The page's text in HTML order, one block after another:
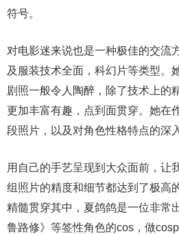
符号。
对电影迷来说也是一种极佳的交流
及服装技术全面，科幻片等类型。
剧照一般令人陶醉，除了技术上的
更加丰富有趣，点到面贯穿。她在
段照片，以及对角色性格特点的深
用自己的手艺呈现到大众面前，让
组照片的精度和细节都达到了极高
精髓贯穿其中，夏鸽鸽是一位非常
鲁路修》等签性角色的cos，做